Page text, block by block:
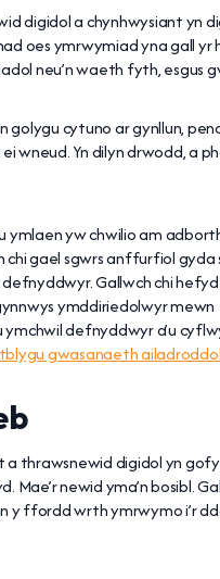
digidol a chynhwysiant yn
oes ymrwymiad yna gall yr
neu’n waeth fyth, esgus
golygu cytuno ar gynllun,
wneud. Yn dilyn drwodd, a
yw chwilio am adborth
chi gael sgwrs anffurfiol
Gallwch chi
ymddiriedolwyr mewn
defnyddwyr a’u
gwasanaeth
a thrawsnewid digidol yn
Mae’r newid yma’n bosibl.
y ffordd wrth ymrwymo i’r